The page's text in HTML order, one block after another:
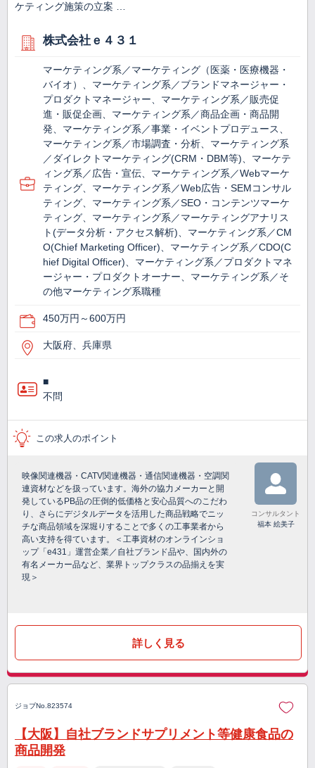
ケティング施策の立案 …
株式会社ｅ４３１
マーケティング系／マーケティング（医薬・医療機器・
バイオ）、マーケティング系／ブランドマネージャー・
プロダクトマネージャー、マーケティング系／販売促
進・販促企画、マーケティング系／商品企画・商品開
発、マーケティング系／事業・イベントプロデュース、
マーケティング系／市場調査・分析、マーケティング系
／ダイレクトマーケティング(CRM・DBM等)、マーケテ
ィング系／広告・宣伝、マーケティング系／Webマーケ
ティング、マーケティング系／Web広告・SEMコンサル
ティング、マーケティング系／SEO・コンテンツマーケ
ティング、マーケティング系／マーケティングアナリス
ト(データ分析・アクセス解析)、マーケティング系／CM
O(Chief Marketing Officer)、マーケティング系／CDO(C
hief Digital Officer)、マーケティング系／プロダクトマネ
ージャー・プロダクトオーナー、マーケティング系／そ
の他マーケティング系職種
450万円～600万円
大阪府、兵庫県
■
不問
この求人のポイント
映像関連機器・CATV関連機器・通信関連機器・空調関
連資材などを扱っています。海外の協力メーカーと開
発しているPB品の圧倒的低価格と安心品質へのこだわ
り、さらにデジタルデータを活用した商品戦略でニッ
チな商品領域を深堀りすることで多くの工事業者から
高い支持を得ています。＜工事資材のオンラインショ
ップ「e431」運営企業／自社ブランド品や、国内外の
有名メーカー品など、業界トップクラスの品揃えを実
現＞
コンサルタント
福本 絵美子
詳しく見る
ジョブNo.823574
【大阪】自社ブランドサプリメント等健康食品の
商品開発